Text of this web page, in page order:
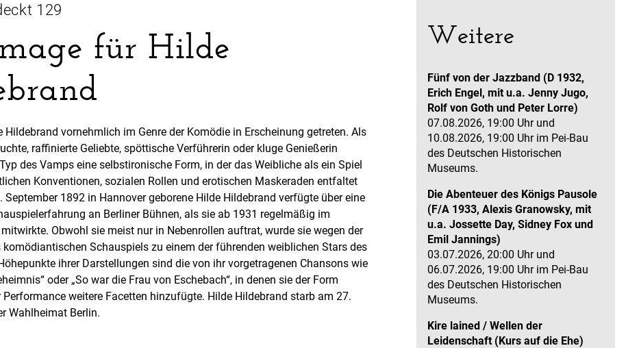
129
für Hilde
Hildebrand vornehmlich im Genre der Komödie in Erscheinung getreten. Als
raffinierte Geliebte, spöttische Verführerin oder kluge Genießerin
des Vamps eine selbstironische Form, in der das Weibliche als ein Spiel
Konventionen, sozialen Rollen und erotischen Maskeraden entfaltet
September 1892 in Hannover geborene Hilde Hildebrand verfügte über eine
an Berliner Bühnen, als sie ab 1931 regelmäßig im
Obwohl sie meist nur in Nebenrollen auftrat, wurde sie wegen der
Schauspiels zu einem der führenden weiblichen Stars des
ihrer Darstellungen sind die von ihr vorgetragenen Chansons wie
oder „So war die Frau von Eschebach“, in denen sie der Form
weitere Facetten hinzufügte. Hilde Hildebrand starb am 27.
Wahlheimat Berlin.
Weitere
Fünf von der Jazzband (D 1932,
Erich Engel, mit u.a. Jenny Jugo,
Rolf von Goth und Peter Lorre)
07.08.2026, 19:00 Uhr und
10.08.2026, 19:00 Uhr im Pei-Bau
des Deutschen Historischen
Museums.
Die Abenteuer des Königs Pausole
(F/A 1933, Alexis Granowsky, mit
u.a. Jossette Day, Sidney Fox und
Emil Jannings)
03.07.2026, 20:00 Uhr und
06.07.2026, 19:00 Uhr im Pei-Bau
des Deutschen Historischen
Museums.
Kire lained / Wellen der
Leidenschaft (Kurs auf die Ehe)